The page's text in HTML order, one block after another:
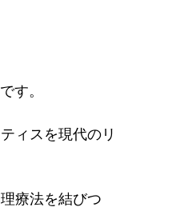
す。
ィスを現代のリ
療法を結びつ